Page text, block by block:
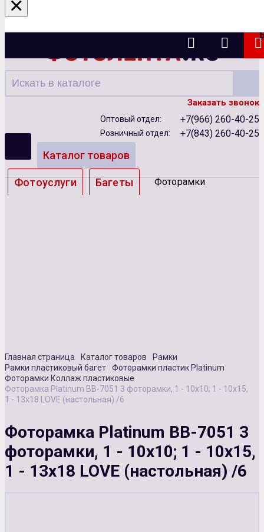
Казань
Заказать звонок
Оптовый отдел: +7(966) 260-40-25
Розничный отдел: +7(843) 260-40-25
Каталог товаров
Фотоуслуги Багеты Фоторамки
Главная страница Каталог товаров
Рамки
Рамки пластиковый багет
Фоторамки пластик Platinum
Фоторамки Коллаж пластиковые
Фоторамка Platinum BB-7051 3 фоторамки, 1 - 10х10; 1 - 10х15,
1 - 13х18 LOVE (настольная) /6
Фоторамка Platinum BB-7051 3
фоторамки, 1 - 10х10; 1 - 10х15,
1 - 13х18 LOVE (настольная) /6
×